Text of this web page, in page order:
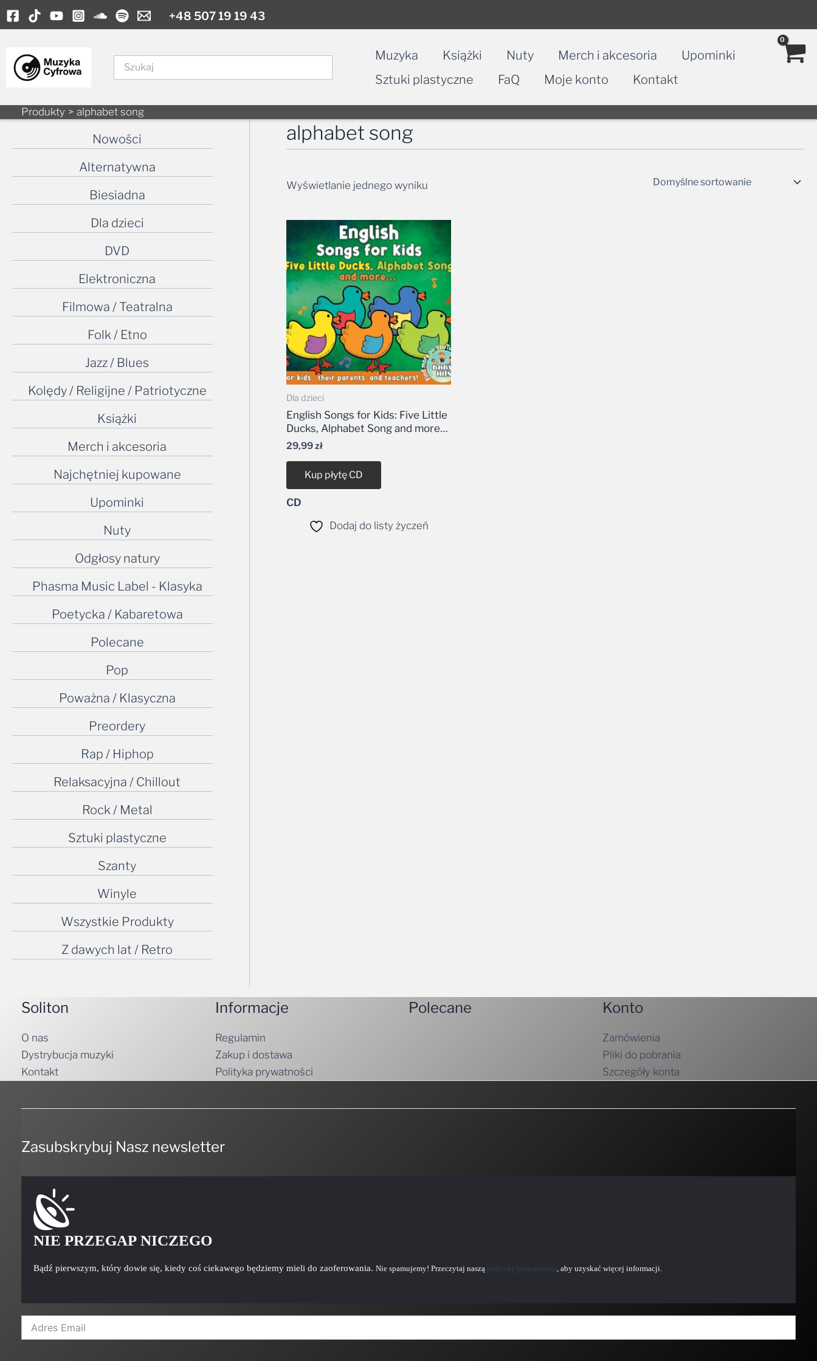
Skip
to
+48 507 19 19 43
Muzyka Książki Nuty Merch i akcesoria
Upominki
Sztuki plastyczne
FaQ Moje konto Kontakt
Produkty alphabet song
Nowości
Alternatywna
Biesiadna
Dla dzieci
DVD
Elektroniczna
Filmowa / Teatralna
Folk / Etno
Jazz / Blues
Kolędy / Religijne / Patriotyczne
Książki
Merch i akcesoria
Najchętniej kupowane
Upominki
Nuty
Odgłosy natury
Phasma Music Label - Klasyka
Poetycka / Kabaretowa
Polecane
Pop
Poważna / Klasyczna
Preordery
Rap / Hiphop
Relaksacyjna / Chillout
Rock / Metal
Sztuki plastyczne
Szanty
Winyle
Wszystkie Produkty
Z dawych lat / Retro
alphabet song
Wyświetlanie jednego wyniku
Dla dzieci
English Songs for Kids: Five Little
Ducks, Alphabet Song and more…
29,99zł
Kup płytę CD
CD
Dodaj do listy życzeń
Soliton
O nas
Dystrybucja muzyki
Kontakt
Informacje
Regulamin
Zakup i dostawa
Polityka prywatności
Polecane Konto
Zamówienia
Pliki do pobrania
Szczegóły konta
Zasubskrybuj Nasz newsletter
NIE PRZEGAP NICZEGO
Bądź pierwszym, który dowie się, kiedy coś ciekawego będziemy mieli do zaoferowania. Nie spamujemy! Przeczytaj naszą politykę prywatności, aby uzyskać więcej informacji.